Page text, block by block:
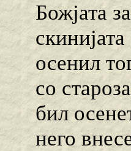
Божјата
осенил
со
бил
него